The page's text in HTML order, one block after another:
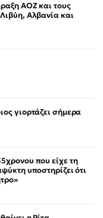
ΑΟΖ και τους
Αλβανία και
γιορτάζει σήμερα
που είχε τη
υποστηρίζει ότι